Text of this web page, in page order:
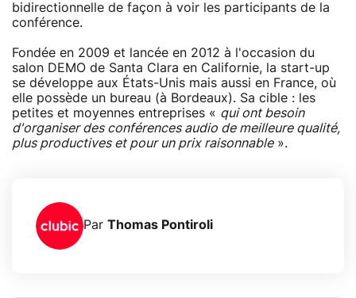
bidirectionnelle de façon à voir les participants de la
conférence.
Fondée en 2009 et lancée en 2012 à l'occasion du
salon DEMO de Santa Clara en Californie, la start-up
se développe aux États-Unis mais aussi en France, où
elle possède un bureau (à Bordeaux). Sa cible : les
petites et moyennes entreprises « qui ont besoin
d'organiser des conférences audio de meilleure qualité,
plus productives et pour un prix raisonnable».
Par Thomas Pontiroli